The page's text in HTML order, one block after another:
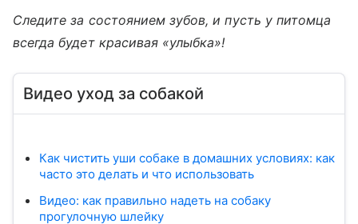
Следите за состоянием зубов, и пусть у питомца
всегда будет красивая «улыбка»!
Видео уход за собакой
Как чистить уши собаке в домашних условиях: как
часто это делать и что использовать
Видео: как правильно надеть на собаку
прогулочную шлейку